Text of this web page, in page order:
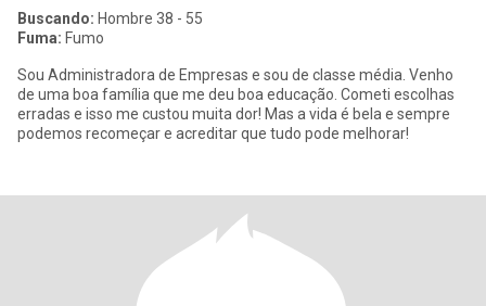
Buscando: Hombre 38 - 55
Fuma: Fumo
Sou Administradora de Empresas e sou de classe média. Venho
de uma boa família que me deu boa educação. Cometi escolhas
erradas e isso me custou muita dor! Mas a vida é bela e sempre
podemos recomeçar e acreditar que tudo pode melhorar!